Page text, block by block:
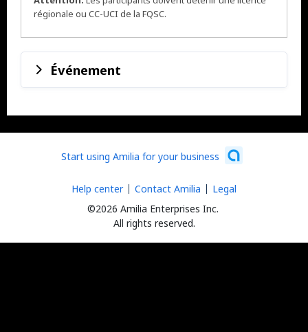
régionale ou CC-UCI de la FQSC.
Événement
Start using Amilia for your business
©2026 Amilia Enterprises Inc.
All rights reserved.
Help center Contact Amilia Legal